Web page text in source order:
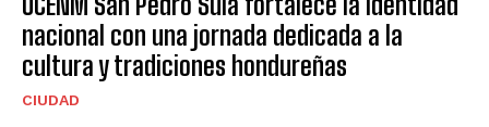
nacional con una jornada dedicada a la
cultura y tradiciones hondureñas
CIUDAD